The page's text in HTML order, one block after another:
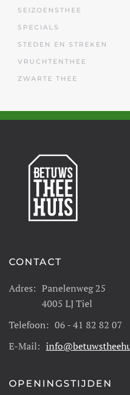
SEIZOENSTHEE
SPECIALS
STEDEN EN STREKEN
VRUCHTENTHEE
ZWARTE THEE
CONTACT
Adres: Panelenweg 25
4005 LJ Tiel
Telefoon: 06 - 41 82 82 07
E-Mail:
OPENINGSTIJDEN